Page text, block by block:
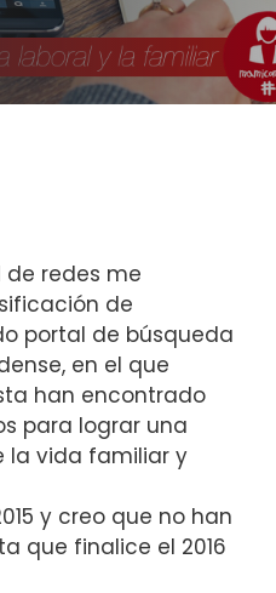
redes me
de
portal de búsqueda
en el que
han encontrado
para lograr una
la vida familiar y
y creo que no han
que finalice el 2016